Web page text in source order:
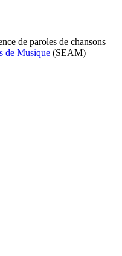
de paroles de chansons
de Musique (SEAM)